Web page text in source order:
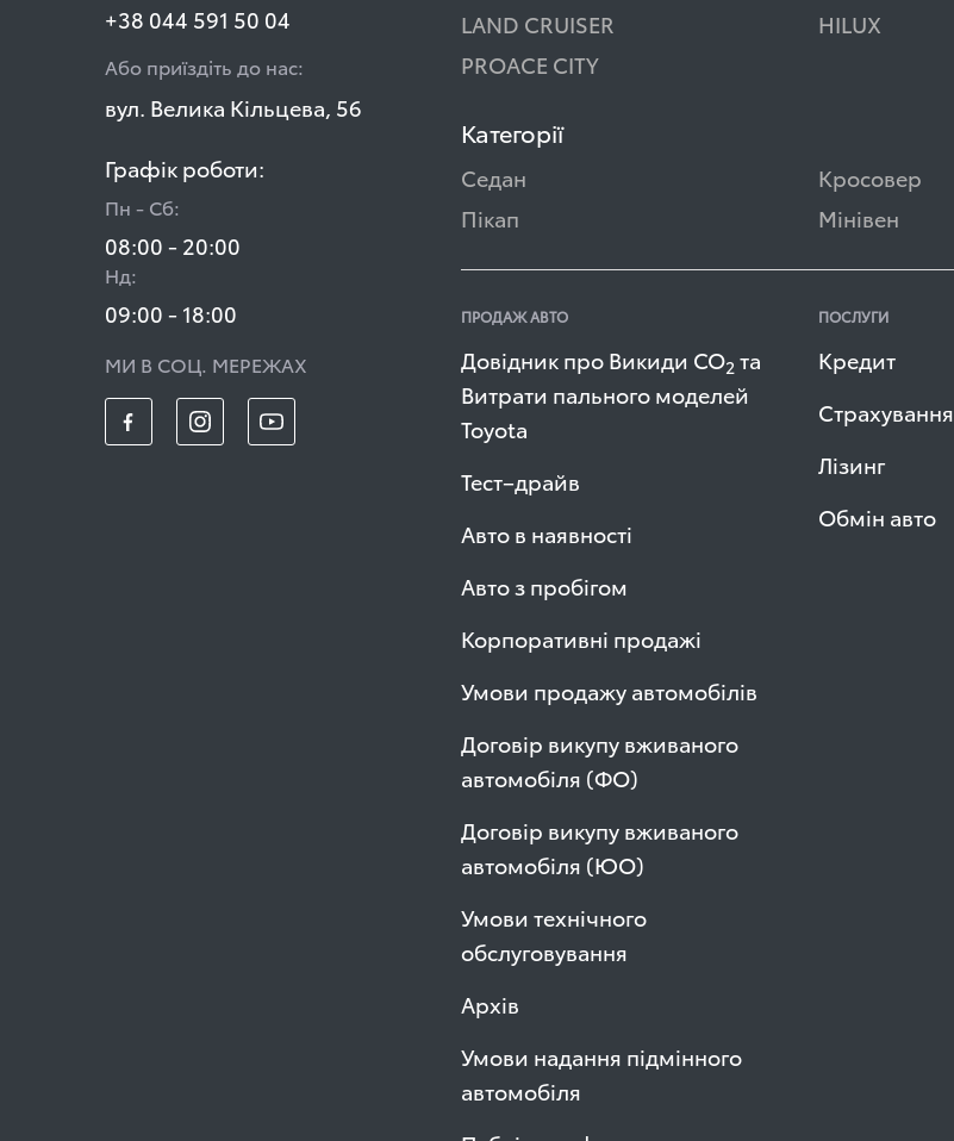
+38 044 591 50 04
Або приїздіть до нас:
вул. Велика Кільцева, 56
Графік роботи:
Пн - Сб:
08:00 - 20:00
Нд:
09:00 - 18:00
МИ В СОЦ. МЕРЕЖАХ
LAND CRUISER
HILUX
PROACE CITY
Категорії
Седан Кросовер
Пікап
Мінівен
ПРОДАЖ АВТО
Довідник про Викиди СО2 та
Витрати пального моделей
Toyota
Тест–драйв
Авто в наявності
Авто з пробігом
Корпоративні продажі
Умови продажу автомобілів
Договір викупу вживаного
автомобіля (ФО)
Договір викупу вживаного
автомобіля (ЮО)
Умови технічного
обслуговування
Архів
Умови надання підмінного
автомобіля
ПОСЛУГИ
Кредит
Страхування
Лізинг
Обмін авто